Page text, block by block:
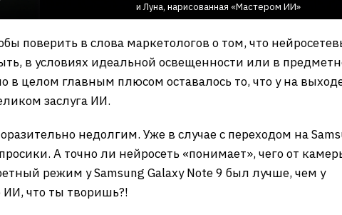
и Луна, нарисованная «Мастером ИИ»
поверить в слова маркетологов о том, что
в условиях идеальной освещенности или в
в целом главным плюсом оставалось то, что у на
заслуга ИИ.
недолгим. Уже в случае с переходом на
А точно ли нейросеть «понимает», чего от
режим у Samsung Galaxy Note 9 был лучше, чем у
ИИ, что ты творишь?!